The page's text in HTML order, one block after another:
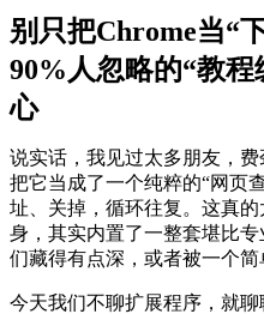
别只把Chrome当“
90%人忽略的“教
心
说实话，我见过太多朋友，费
把它当成了一个纯粹的“网页
址、关掉，循环往复。这真
身，其实内置了一整套堪比
们藏得有点深，或者被一个简
今天我们不聊扩展程序，就